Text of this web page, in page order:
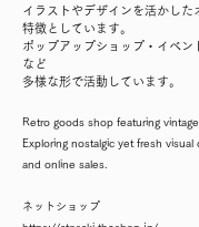
イラストやデザインを活かした
特徴としています。
ポップアップショップ・イベン
など
多様な形で活動しています。
Retro goods shop featuring
Exploring nostalgic yet fresh
and online sales.
ネットショップ